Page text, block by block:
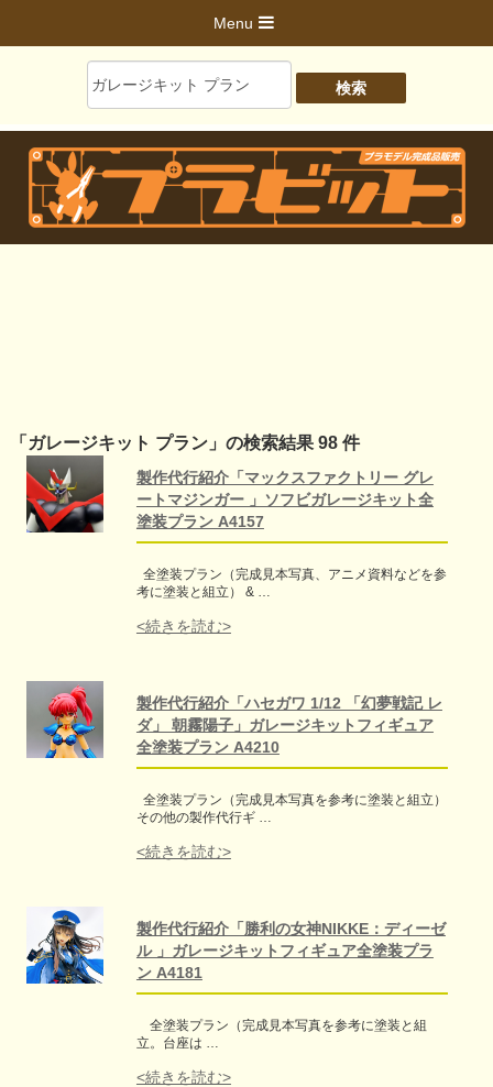
Menu
「ガレージキット プラン」の検索結果 98 件
製作代行紹介「マックスファクトリー グレ
ートマジンガー 」ソフビガレージキット全
塗装プラン A4157
全塗装プラン（完成見本写真、アニメ資料などを参
考に塗装と組立） & …
<続きを読む>
製作代行紹介「ハセガワ 1/12 「幻夢戦記 レ
ダ」 朝霧陽子」ガレージキットフィギュア
全塗装プラン A4210
全塗装プラン（完成見本写真を参考に塗装と組立）
その他の製作代行ギ …
<続きを読む>
製作代行紹介「勝利の女神NIKKE：ディーゼ
ル 」ガレージキットフィギュア全塗装プラ
ン A4181
全塗装プラン（完成見本写真を参考に塗装と組
立。台座は …
<続きを読む>